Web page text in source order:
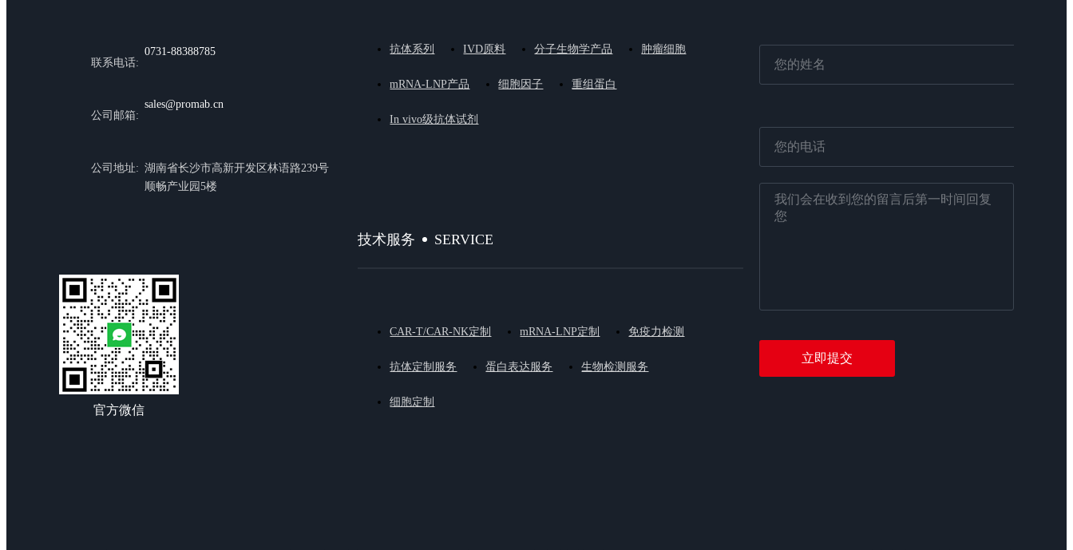
联系电话:
0731-88388785
公司邮箱:
sales@promab.cn
公司地址: 湖南省长沙市高新开发区林语路239号
顺畅产业园5楼
官方微信
抗体系列 IVD原料 分子生物学产品 肿瘤细胞
mRNA-LNP产品 细胞因子 重组蛋白
In vivo级抗体试剂
技术服务 SERVICE
CAR-T/CAR-NK定制 mRNA-LNP定制 免疫力检测
抗体定制服务 蛋白表达服务 生物检测服务
细胞定制